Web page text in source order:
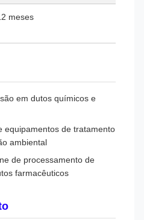
meses
em dutos químicos e
equipamentos de tratamento
ambiental
de processamento de
farmacêuticos